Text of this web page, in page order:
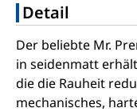
Detail
Der beliebte Mr.
in seidenmatt
die die Rauheit
mechanisches,